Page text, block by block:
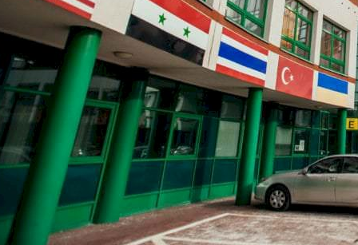
Университет Лазарского в Варшаве (Lazarski University)
Варшава, Польша